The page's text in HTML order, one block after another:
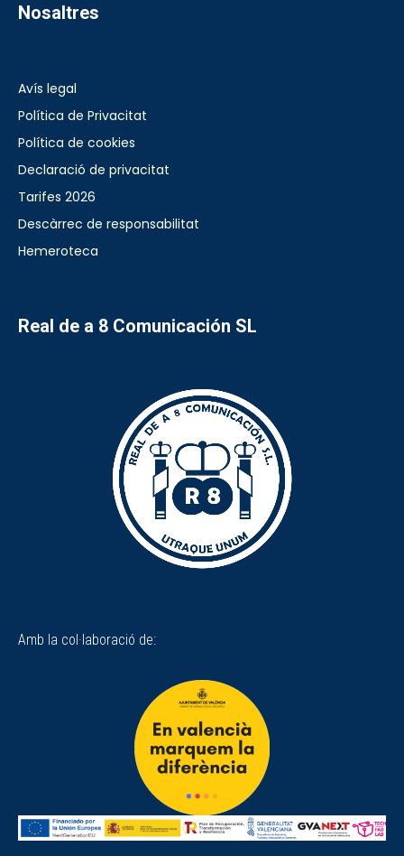
Nosaltres
Avís legal
Política de Privacitat
Política de cookies
Declaració de privacitat
Tarifes 2026
Descàrrec de responsabilitat
Hemeroteca
Real de a 8 Comunicación SL
Amb la col·laboració de: